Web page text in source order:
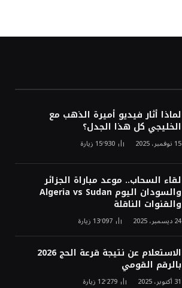
لماذا أثار فيديو أميرة الذهب مع
الخليجي كل هذا الجدل؟
15 نوفمبر، 2025 15٬930 زيارة
لقاء السحاب.. موعد مباراة الجزائر
والسودان اليوم Algeria vs Sudan
والقنوات الناقلة
24 ديسمبر، 2025 13٬097 زيارة
الاستعلام عن نتيجة قرعة الحج 2026
بالرقم القومي
31 أكتوبر، 2025 12٬279 زيارة